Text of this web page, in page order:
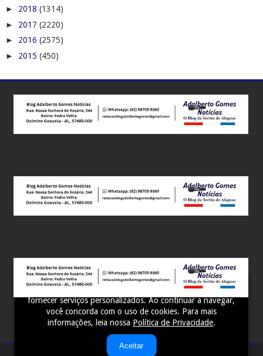
Este site utiliza cookies para melhorar sua experiência e
fornecer serviços personalizados. Ao continuar a navegar,
você concorda com o uso de cookies. Para mais
informações, leia nossa Política de Privacidade.
Aceitar
► 2018 (1314)
► 2017 (2220)
► 2016 (2575)
► 2015 (450)